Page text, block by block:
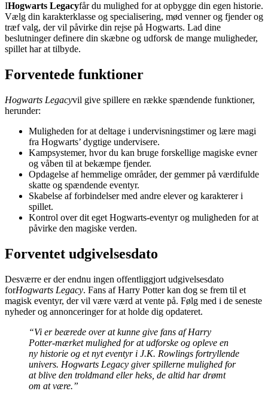
IHogwarts Legacyfår du mulighed for at opbygge din egen historie.
Vælg din karakterklasse og specialisering, mød venner og fjender og
træf valg, der vil påvirke din rejse på Hogwarts. Lad dine
beslutninger definere din skæbne og udforsk de mange muligheder,
spillet har at tilbyde.
Forventede funktioner
Hogwarts Legacyvil give spillere en række spændende funktioner,
herunder:
Muligheden for at deltage i undervisningstimer og lære magi
fra Hogwarts’ dygtige undervisere.
Kampsystemer, hvor du kan bruge forskellige magiske evner
og våben til at bekæmpe fjender.
Opdagelse af hemmelige områder, der gemmer på værdifulde
skatte og spændende eventyr.
Skabelse af forbindelser med andre elever og karakterer i
spillet.
Kontrol over dit eget Hogwarts-eventyr og muligheden for at
påvirke den magiske verden.
Forventet udgivelsesdato
Desværre er der endnu ingen offentliggjort udgivelsesdato
forHogwarts Legacy. Fans af Harry Potter kan dog se frem til et
magisk eventyr, der vil være værd at vente på. Følg med i de seneste
nyheder og annonceringer for at holde dig opdateret.
“Vi er beærede over at kunne give fans af Harry
Potter-mærket mulighed for at udforske og opleve en
ny historie og et nyt eventyr i J.K. Rowlings fortryllende
univers. Hogwarts Legacy giver spillerne mulighed for
at blive den troldmand eller heks, de altid har drømt
om at være.”